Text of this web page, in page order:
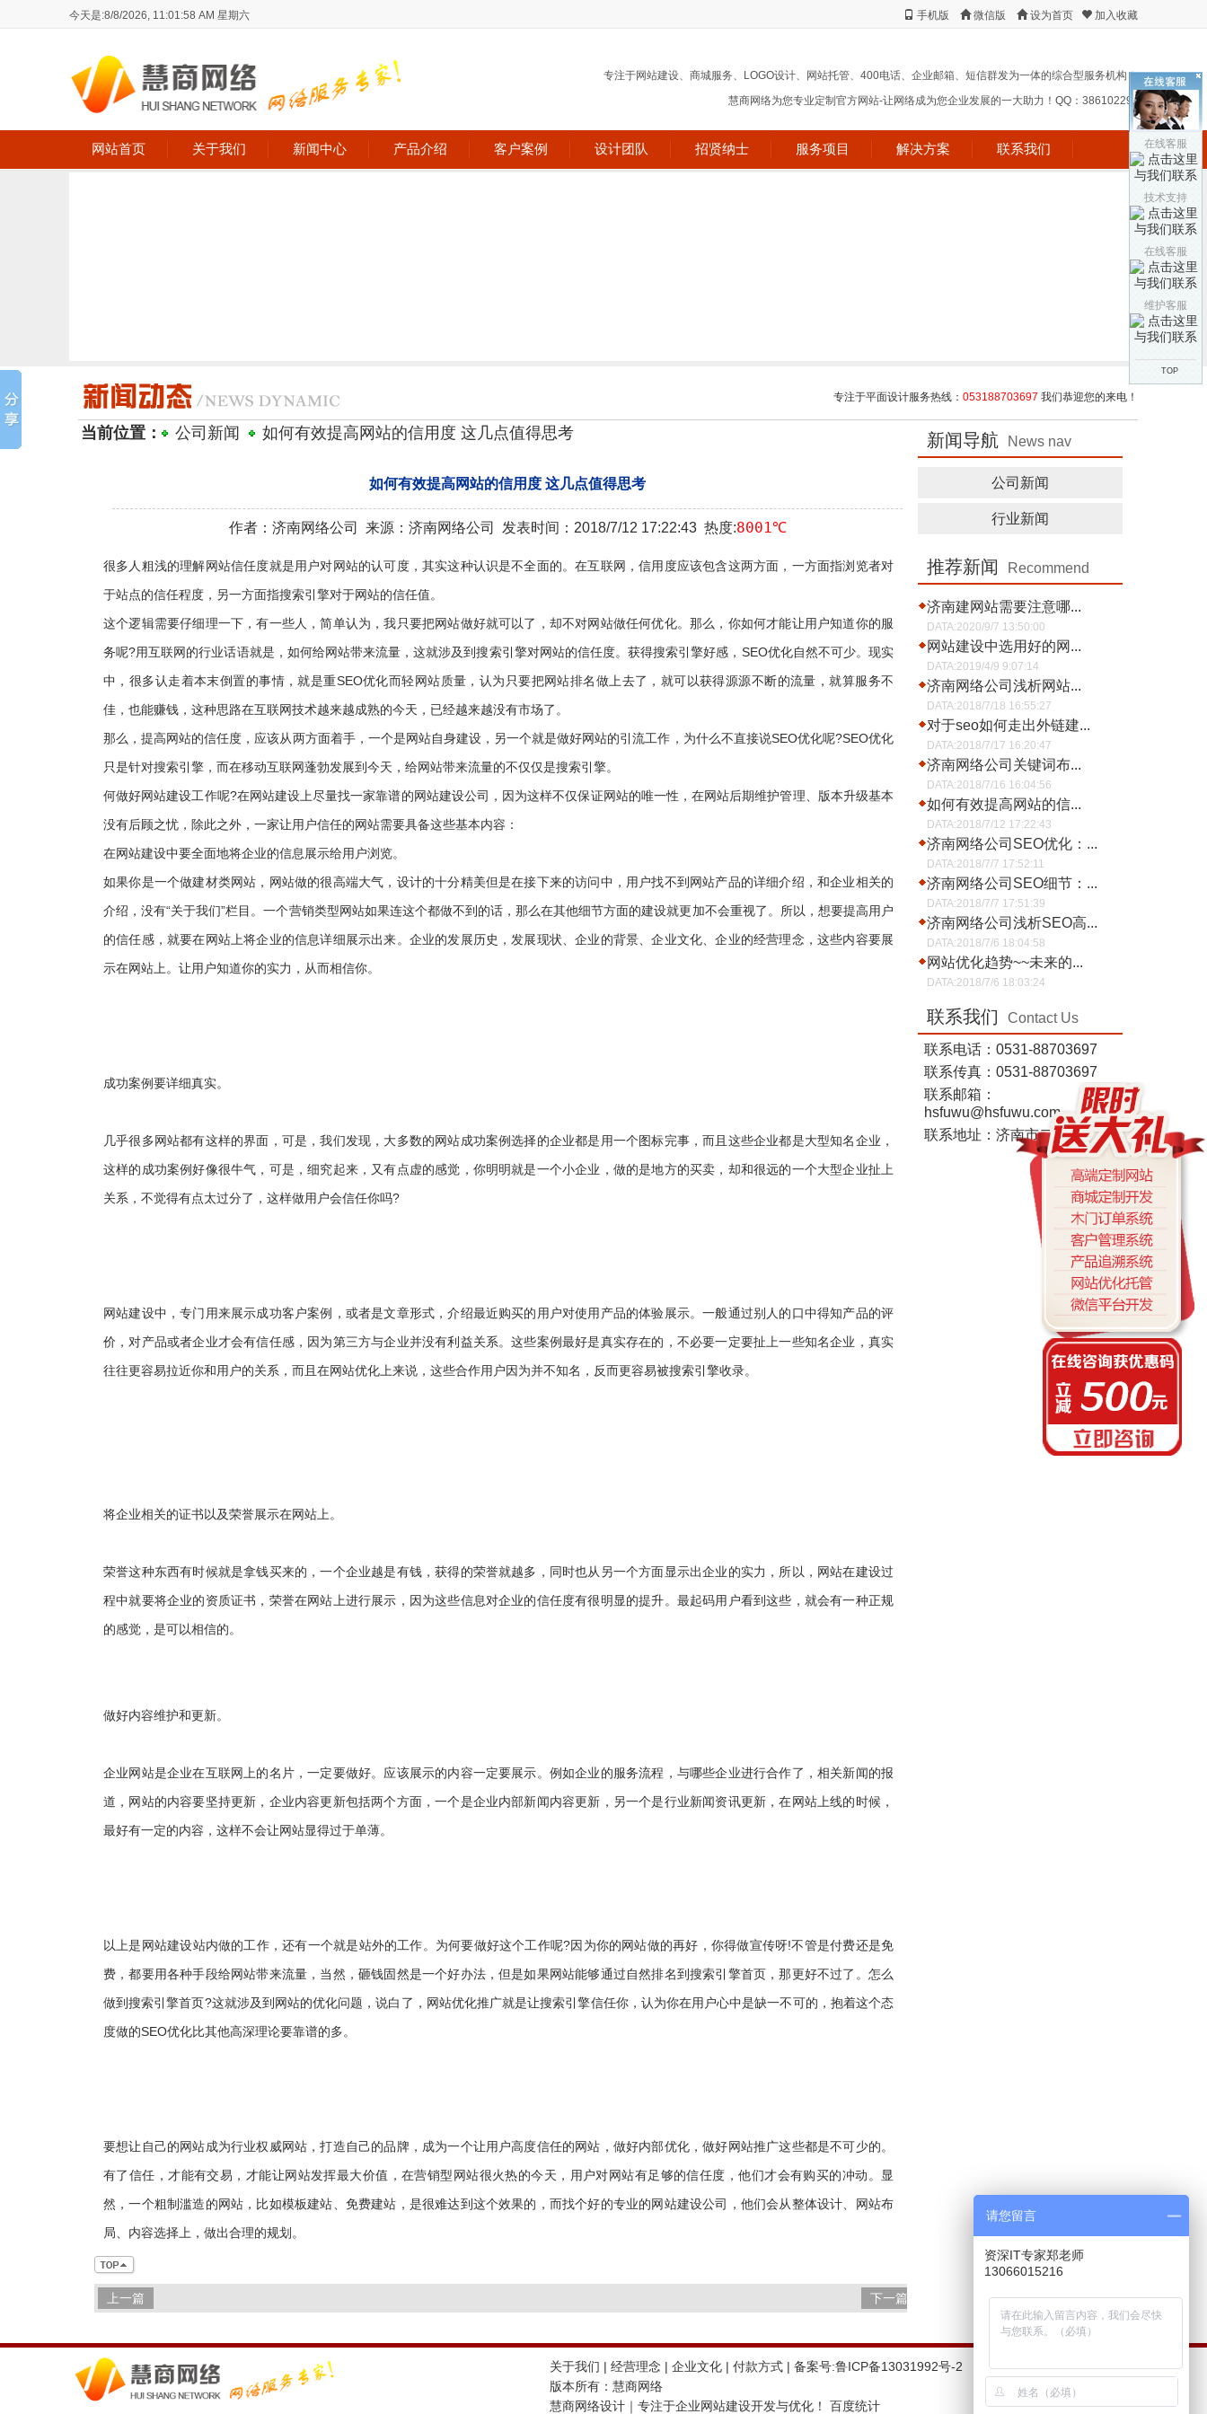
今天是:8/8/2026, 11:01:59 AM 星期六 手机版 微信版 设为首页 加入收藏
专注于网站建设、商城服务、LOGO设计、网站托管、400电话、企业邮箱、短信群发为一体的综合型服务机构！
慧商网络为您专业定制官方网站-让网络成为您企业发展的一大助力！QQ：38610229 !
网站首页 关于我们 新闻中心 产品介绍 客户案例 设计团队 招贤纳士 服务项目 解决方案 联系我们
专注于平面设计服务热线： 053188703697 我们恭迎您的来电！
当前位置： 公司新闻 如何有效提高网站的信用度 这几点值得思考
如何有效提高网站的信用度 这几点值得思考
作者：济南网络公司 来源：济南网络公司 发表时间：2018/7/12 17:22:43 热度:8001℃
很多人粗浅的理解网站信任度就是用户对网站的认可度，其实这种认识是不全面的。在互联网，信用度应该包含这两方面，一方面指浏览者对
于站点的信任程度，另一方面指搜索引擎对于网站的信任值。
这个逻辑需要仔细理一下，有一些人，简单认为，我只要把网站做好就可以了，却不对网站做任何优化。那么，你如何才能让用户知道你的服
务呢?用互联网的行业话语就是，如何给网站带来流量，这就涉及到搜索引擎对网站的信任度。获得搜索引擎好感，SEO优化自然不可少。现实
中，很多认走着本末倒置的事情，就是重SEO优化而轻网站质量，认为只要把网站排名做上去了，就可以获得源源不断的流量，就算服务不
佳，也能赚钱，这种思路在互联网技术越来越成熟的今天，已经越来越没有市场了。
那么，提高网站的信任度，应该从两方面着手，一个是网站自身建设，另一个就是做好网站的引流工作，为什么不直接说SEO优化呢?SEO优化
只是针对搜索引擎，而在移动互联网蓬勃发展到今天，给网站带来流量的不仅仅是搜索引擎。
何做好网站建设工作呢?在网站建设上尽量找一家靠谱的网站建设公司，因为这样不仅保证网站的唯一性，在网站后期维护管理、版本升级基本
没有后顾之忧，除此之外，一家让用户信任的网站需要具备这些基本内容：
在网站建设中要全面地将企业的信息展示给用户浏览。
如果你是一个做建材类网站，网站做的很高端大气，设计的十分精美但是在接下来的访问中，用户找不到网站产品的详细介绍，和企业相关的
介绍，没有“关于我们”栏目。一个营销类型网站如果连这个都做不到的话，那么在其他细节方面的建设就更加不会重视了。所以，想要提高用户
的信任感，就要在网站上将企业的信息详细展示出来。企业的发展历史，发展现状、企业的背景、企业文化、企业的经营理念，这些内容要展
示在网站上。让用户知道你的实力，从而相信你。
成功案例要详细真实。
几乎很多网站都有这样的界面，可是，我们发现，大多数的网站成功案例选择的企业都是用一个图标完事，而且这些企业都是大型知名企业，
这样的成功案例好像很牛气，可是，细究起来，又有点虚的感觉，你明明就是一个小企业，做的是地方的买卖，却和很远的一个大型企业扯上
关系，不觉得有点太过分了，这样做用户会信任你吗?
网站建设中，专门用来展示成功客户案例，或者是文章形式，介绍最近购买的用户对使用产品的体验展示。一般通过别人的口中得知产品的评
价，对产品或者企业才会有信任感，因为第三方与企业并没有利益关系。这些案例最好是真实存在的，不必要一定要扯上一些知名企业，真实
往往更容易拉近你和用户的关系，而且在网站优化上来说，这些合作用户因为并不知名，反而更容易被搜索引擎收录。
将企业相关的证书以及荣誉展示在网站上。
荣誉这种东西有时候就是拿钱买来的，一个企业越是有钱，获得的荣誉就越多，同时也从另一个方面显示出企业的实力，所以，网站在建设过
程中就要将企业的资质证书，荣誉在网站上进行展示，因为这些信息对企业的信任度有很明显的提升。最起码用户看到这些，就会有一种正规
的感觉，是可以相信的。
做好内容维护和更新。
企业网站是企业在互联网上的名片，一定要做好。应该展示的内容一定要展示。例如企业的服务流程，与哪些企业进行合作了，相关新闻的报
道，网站的内容要坚持更新，企业内容更新包括两个方面，一个是企业内部新闻内容更新，另一个是行业新闻资讯更新，在网站上线的时候，
最好有一定的内容，这样不会让网站显得过于单薄。
以上是网站建设站内做的工作，还有一个就是站外的工作。为何要做好这个工作呢?因为你的网站做的再好，你得做宣传呀!不管是付费还是免
费，都要用各种手段给网站带来流量，当然，砸钱固然是一个好办法，但是如果网站能够通过自然排名到搜索引擎首页，那更好不过了。怎么
做到搜索引擎首页?这就涉及到网站的优化问题，说白了，网站优化推广就是让搜索引擎信任你，认为你在用户心中是缺一不可的，抱着这个态
度做的SEO优化比其他高深理论要靠谱的多。
要想让自己的网站成为行业权威网站，打造自己的品牌，成为一个让用户高度信任的网站，做好内部优化，做好网站推广这些都是不可少的。
有了信任，才能有交易，才能让网站发挥最大价值，在营销型网站很火热的今天，用户对网站有足够的信任度，他们才会有购买的冲动。显
然，一个粗制滥造的网站，比如模板建站、免费建站，是很难达到这个效果的，而找个好的专业的网站建设公司，他们会从整体设计、网站布
局、内容选择上，做出合理的规划。
上一篇 下一篇
新闻导航 News nav
公司新闻
行业新闻
推荐新闻 Recommend
济南建网站需要注意哪...
DATA:2020/9/7 13:50:00
网站建设中选用好的网...
DATA:2019/4/9 9:07:14
济南网络公司浅析网站...
DATA:2018/7/18 16:55:27
对于seo如何走出外链建...
DATA:2018/7/17 16:20:47
济南网络公司关键词布...
DATA:2018/7/16 16:04:56
如何有效提高网站的信...
DATA:2018/7/12 17:22:43
济南网络公司SEO优化：...
DATA:2018/7/7 17:52:11
济南网络公司SEO细节：...
DATA:2018/7/7 17:51:39
济南网络公司浅析SEO高...
DATA:2018/7/6 18:04:58
网站优化趋势~~未来的...
DATA:2018/7/6 18:03:24
联系我们 Contact Us
联系电话：0531-88703697
联系传真：0531-88703697
联系邮箱：
hsfuwu@hsfuwu.com
联系地址：济南市二环东路
关于我们 | 经营理念 | 企业文化 | 付款方式 | 备案号:鲁ICP备13031992号-2
版本所有：慧商网络
慧商网络设计｜专注于企业网站建设开发与优化！ 百度统计
在线客服
技术支持
在线客服
维护客服
TOP
请您留言
资深IT专家郑老师
13066015216